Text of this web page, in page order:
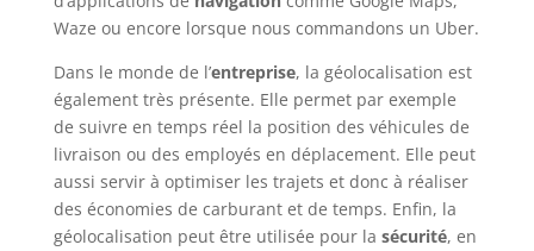
Waze ou encore lorsque nous commandons un Uber.
Dans le monde de l’entreprise, la géolocalisation est
également très présente. Elle permet par exemple
de suivre en temps réel la position des véhicules de
livraison ou des employés en déplacement. Elle peut
aussi servir à optimiser les trajets et donc à réaliser
des économies de carburant et de temps. Enfin, la
géolocalisation peut être utilisée pour la sécurité, en